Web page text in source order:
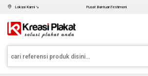
Lokasi Kami ↘ Pusat BantuanTestimoni